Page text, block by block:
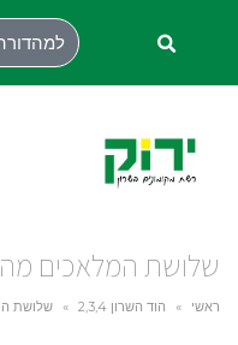
שלושת המלאכים
ראשי » הוד השרון 2,3,4 » שלושת